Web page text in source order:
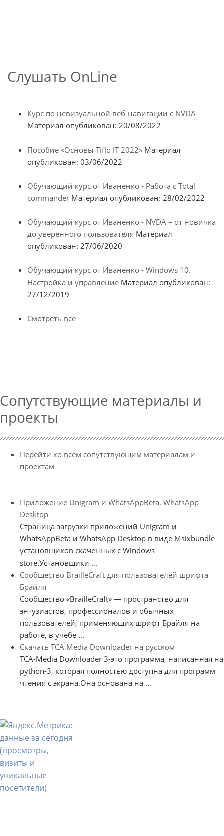
Слушать OnLine
Курс по невизуальной веб-навигации с NVDA
Материал опубликован: 20/08/2022
Пособие «Основы Tiflo IT 2022» Материал
опубликован: 03/06/2022
Обучающий курс от Иваненко - Работа с Total
commander Материал опубликован: 28/02/2022
Обучающий курс от Иваненко - NVDA – от новичка
до уверенного пользователя Материал
опубликован: 27/06/2020
Обучающий курс от Иваненко - Windows 10.
Настройка и управление Материал опубликован:
27/12/2019
Смотреть все
Сопутствующие материалы и
проекты
Перейти ко всем сопутствующим материалам и
проектам
Приложение Unigram и WhatsAppBeta, WhatsApp
Desktop
Страница загрузки приложений Unigram и
WhatsAppBeta и WhatsApp Desktop в виде Msixbundle
установщиков скаченных с Windows
store.Установщики ...
Сообщество BrailleCraft для пользователей шрифта
Брайля
Сообщество «BrailleCraft» — пространство для
энтузиастов, профессионалов и обычных
пользователей, применяющих шрифт Брайля на
работе, в учёбе ...
Скачать TCA Media Downloader на русском
TCA-Media Downloader 3-это программа, написанная на
python-3, которая полностью доступна для программ
чтения с экрана.Она основана на ...